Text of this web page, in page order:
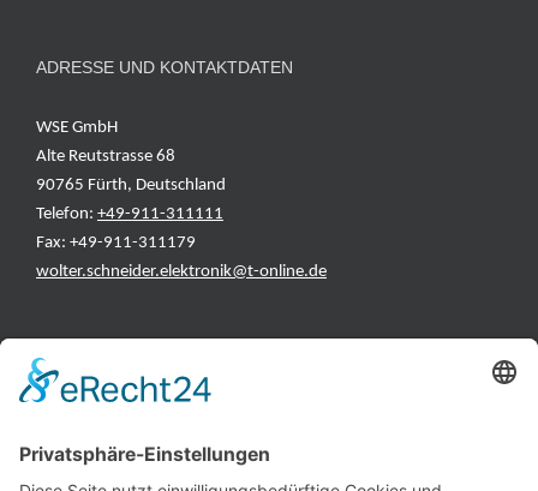
ADRESSE UND KONTAKTDATEN
WSE GmbH
Alte Reutstrasse 68
90765 Fürth, Deutschland
Telefon: +49-911-311111
Fax: +49-911-311179
wolter.schneider.elektronik@t-online.de
INFORMATIONEN
Hersteller